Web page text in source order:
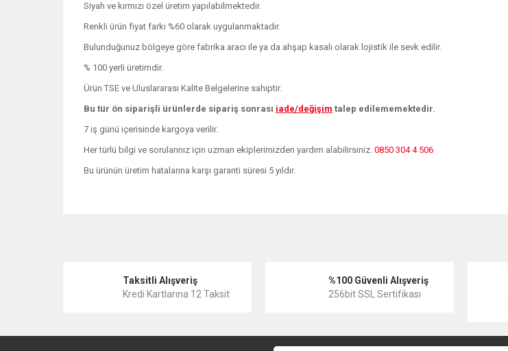
Siyah ve kırmızı özel üretim yapılabilmektedir.
Renkli ürün fiyat farkı %60 olarak uygulanmaktadır.
Bulunduğunuz bölgeye göre fabrika aracı ile ya da ahşap kasalı olarak lojistik ile sevk edilir.
% 100 yerli üretimdir.
Ürün TSE ve Uluslararası Kalite Belgelerine sahiptir.
Bu tür ön siparişli ürünlerde sipariş sonrası iade/değişim talep edilememektedir.
7 iş günü içerisinde kargoya verilir.
Her türlü bilgi ve sorularınız için uzman ekiplerimizden yardım alabilirsiniz. 0850 304 4 506
Bu ürünün üretim hatalarına karşı garanti süresi 5 yıldır.
Ürün resmi kalitesiz, bozuk veya görüntülenemiyor.
Taksitli Alışveriş
Kredi Kartlarına 12 Taksit
%100 Güvenli Alışveriş
256bit SSL Sertifikası